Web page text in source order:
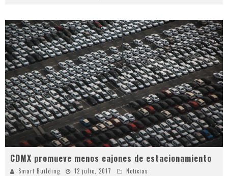
CDMX promueve menos cajones de estacionamiento
Smart Building 12 julio, 2017 Noticias